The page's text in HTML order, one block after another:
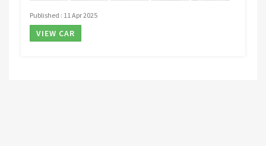
Published : 11 Apr 2025
VIEW CAR